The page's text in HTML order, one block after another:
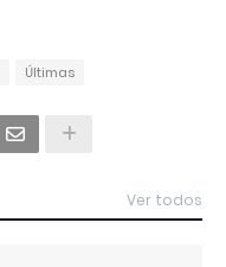
Últimas
Ver todos